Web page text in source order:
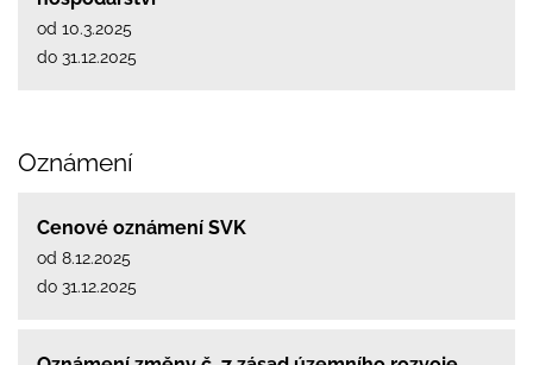
od 10.3.2025
do 31.12.2025
Oznámení
Cenové oznámení SVK
od 8.12.2025
do 31.12.2025